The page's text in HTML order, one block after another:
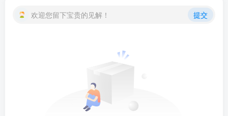
欢迎您留下宝贵的见解！ 提交